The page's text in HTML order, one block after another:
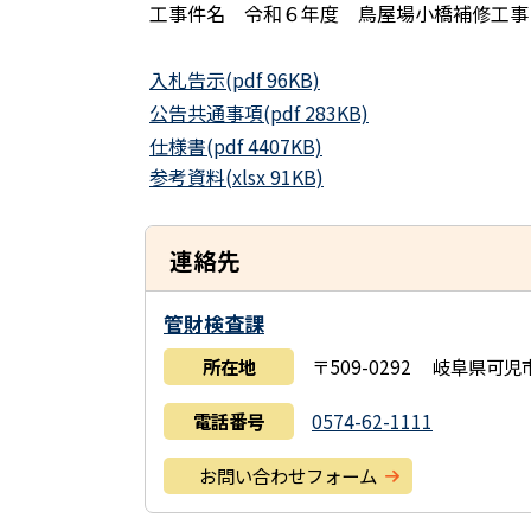
工事件名 令和６年度 鳥屋場小橋補修工事
入札告示(pdf 96KB)
公告共通事項(pdf 283KB)
仕様書(pdf 4407KB)
参考資料(xlsx 91KB)
連絡先
管財検査課
所在地 〒509-0292 岐阜県可児
電話番号 0574-62-1111
お問い合わせフォーム